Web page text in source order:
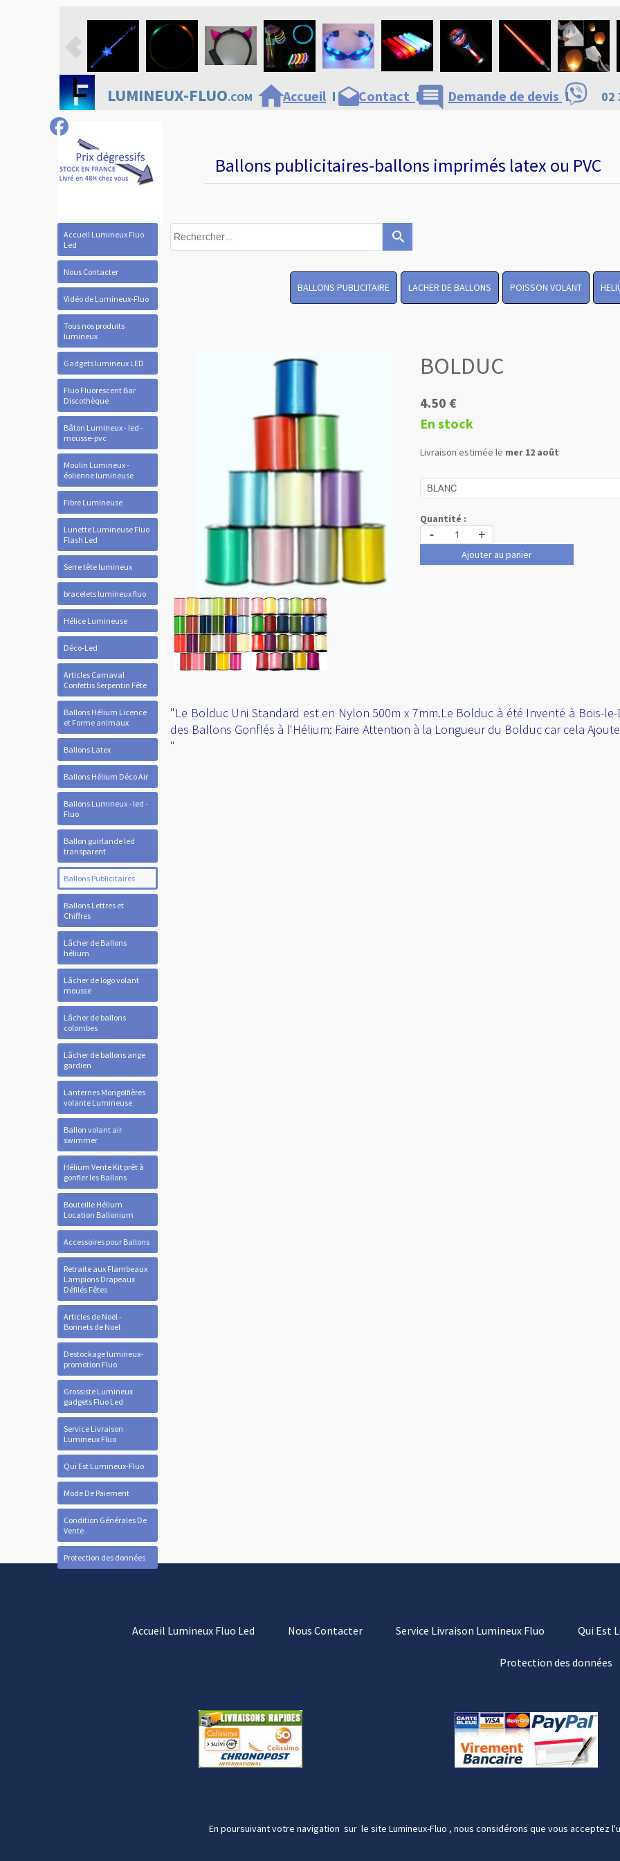
Accueil Lumineux Fluo
Led
Nous Contacter
Vidéo de Lumineux-Fluo
Tous nos produits
lumineux
Gadgets lumineux LED
Fluo Fluorescent Bar
Discothèque
Bâton Lumineux - led -
mousse-pvc
Moulin Lumineux -
éolienne lumineuse
Fibre Lumineuse
Lunette Lumineuse Fluo
Flash Led
Serre tête lumineux
bracelets lumineux fluo
Hélice Lumineuse
Déco-Led
Articles Carnaval
Confettis Serpentin Fête
Ballons Hélium Licence
et Forme animaux
Ballons Latex
Ballons Hélium Déco Air
Ballons Lumineux - led -
Fluo
Ballon guirlande led
transparent
Ballons Publicitaires
Ballons Lettres et
Chiffres
Lâcher de Ballons
hélium
Lâcher de logo volant
mousse
Lâcher de ballons
colombes
Lâcher de ballons ange
gardien
Lanternes Mongolfières
volante Lumineuse
Ballon volant air
swimmer
Hélium Vente Kit prêt à
gonfler les Ballons
Bouteille Hélium
Location Ballonium
Accessoires pour Ballons
Retraite aux Flambeaux
Lampions Drapeaux
Défilés Fêtes
Articles de Noël -
Bonnets de Noel
Destockage lumineux-
promotion Fluo
Grossiste Lumineux
gadgets Fluo Led
Service Livraison
Lumineux Fluo
Qui Est Lumineux-Fluo
Mode De Paiement
Condition Générales De
Vente
Protection des données
LUMINEUX-FLUO.COM Accueil IContact I Demande de devis I 02
drafts comment
home
Accueil Lumineux Fluo Led Nous Contacter Service Livraison Lumineux Fluo Qui Est
Protection des données
En poursuivant votre navigation sur le site Lumineux-Fluo , nous considérons que vous acceptez
Ballons publicitaires-ballons imprimés latex ou PVC
search
BALLONS PUBLICITAIRE LACHER DE BALLONS POISSON VOLANT
BOLDUC
4.50 €
En stock
Livraison estimée le mer 12 août
Quantité :
- +
Ajouter au panier
"Le Bolduc Uni Standard est en Nylon 500m x 7mm.Le Bolduc à été Inventé à Bois-
des Ballons Gonflés à l'Hélium: Faire Attention à la Longueur du Bolduc car cela
"